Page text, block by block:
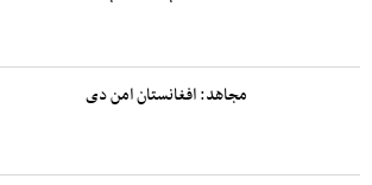
مجاهد: افغانستان امن دی